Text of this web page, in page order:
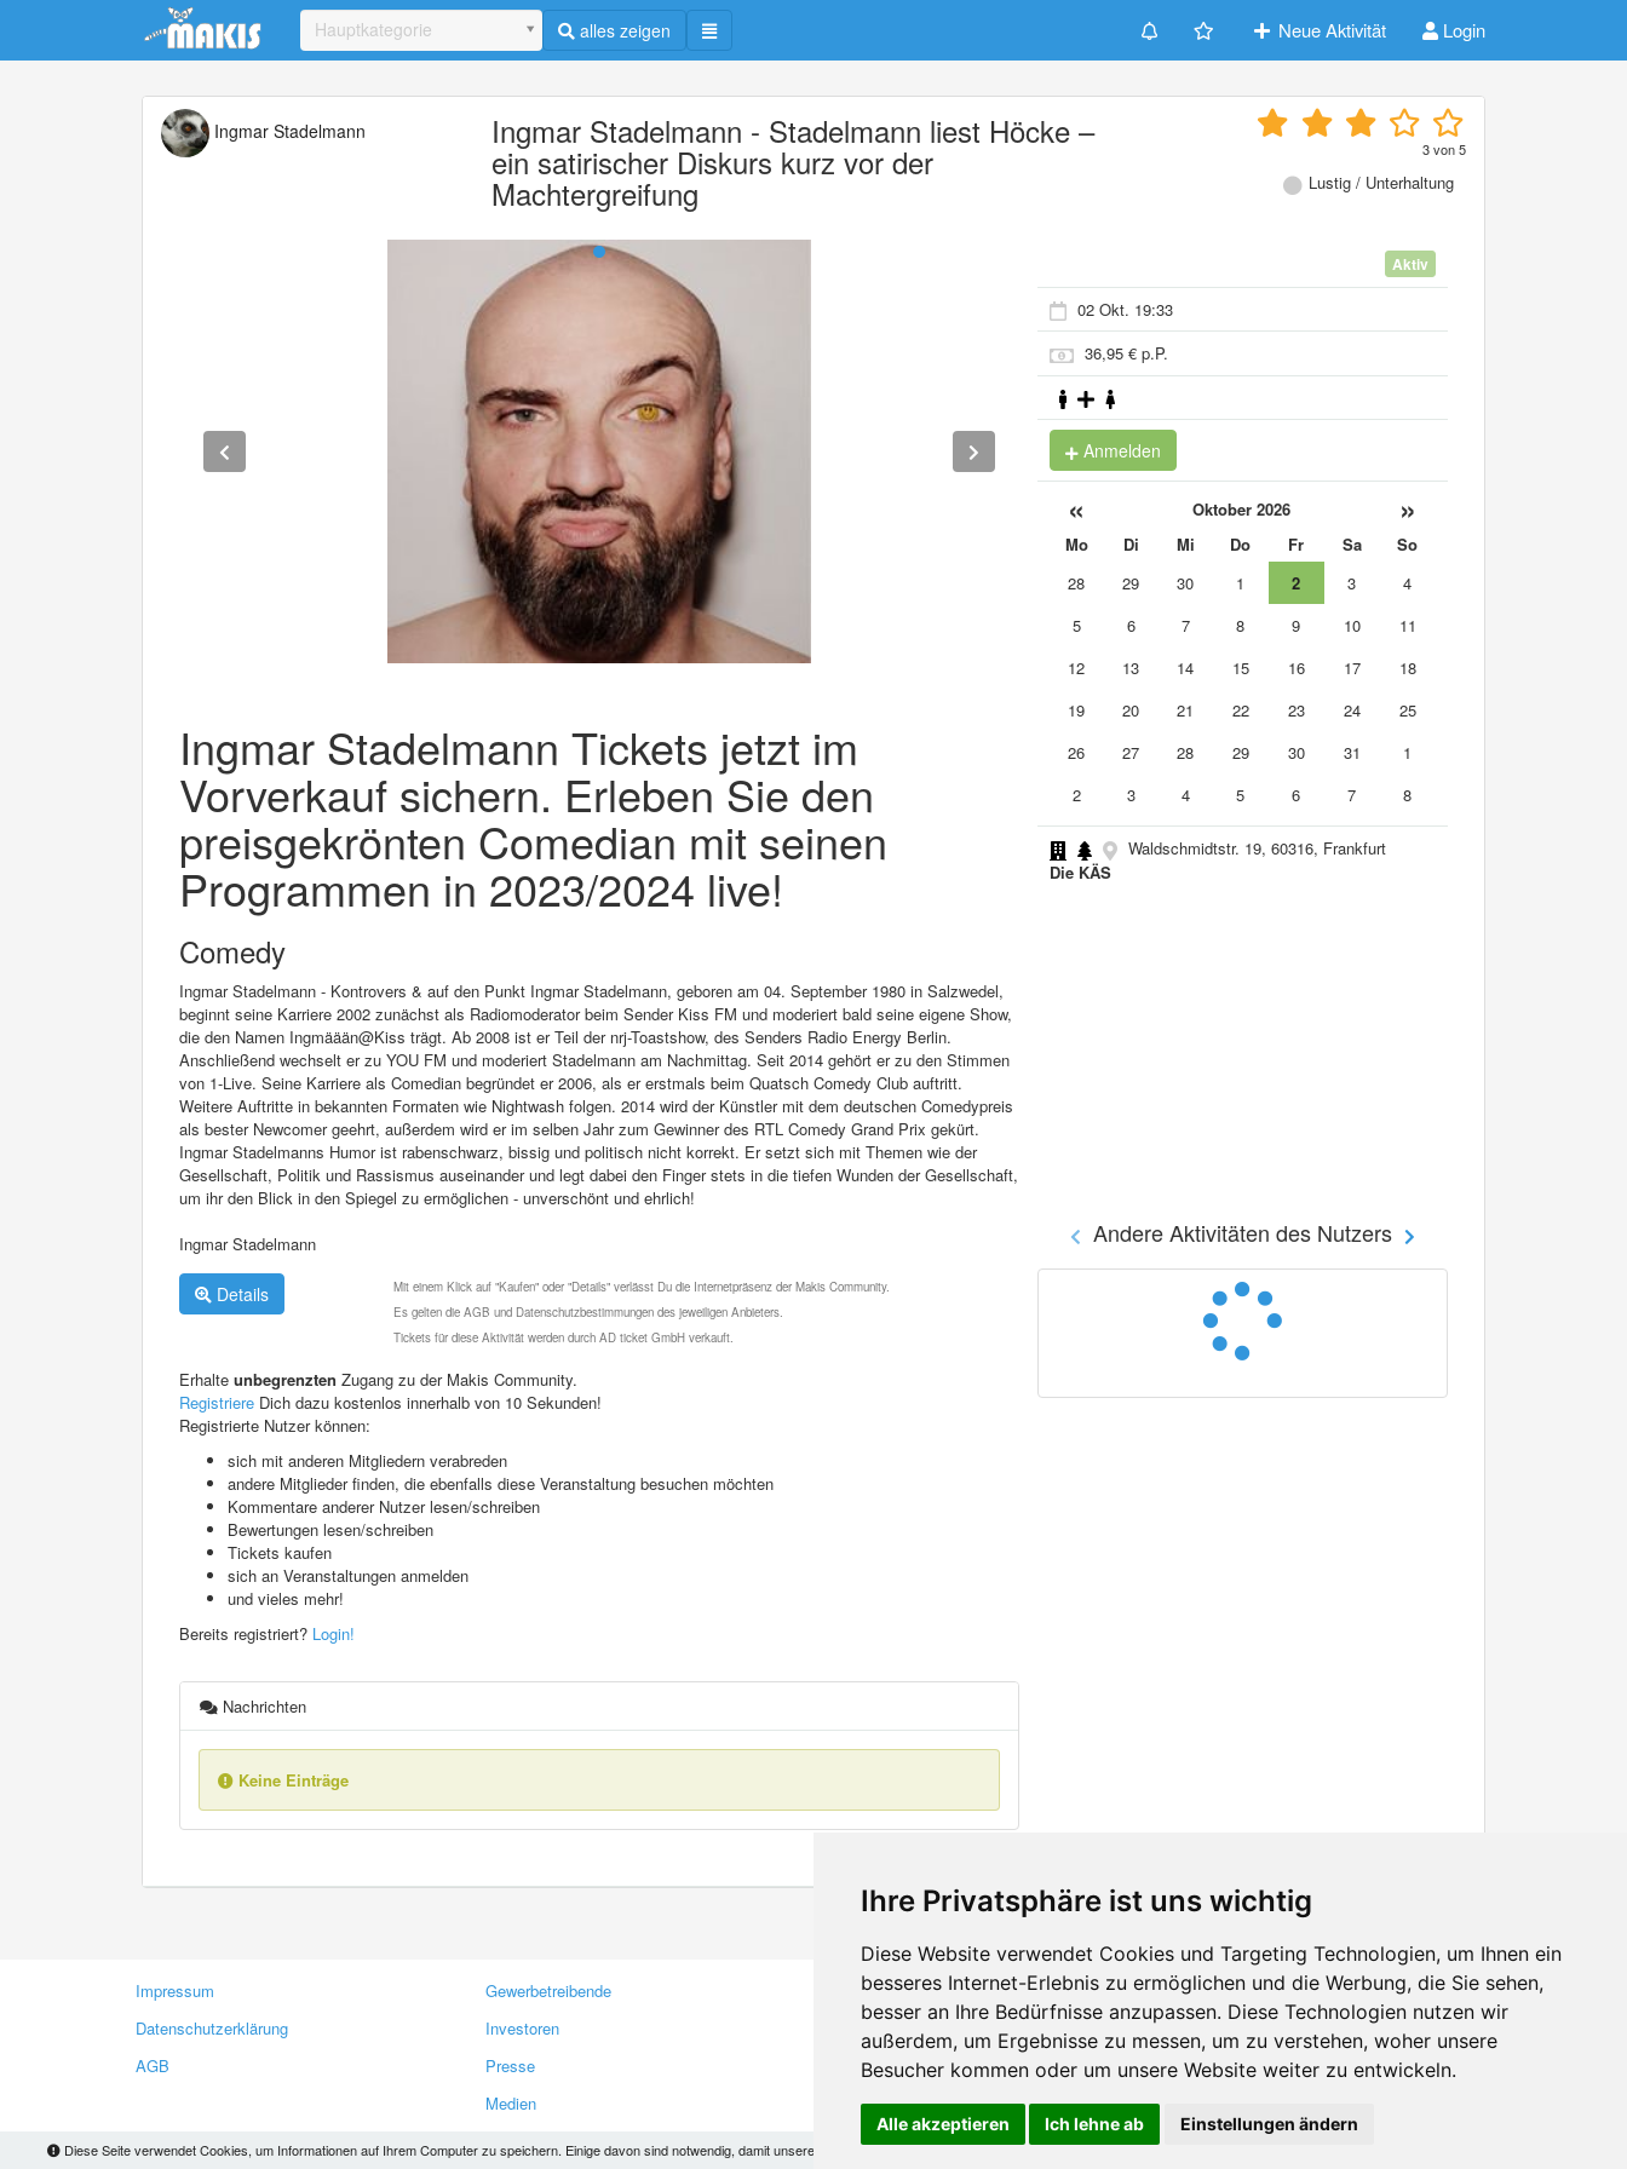
Ihre Privatsphäre ist uns wichtig
Diese Website verwendet Cookies und Targeting Technologien, um Ihnen ein
besseres Internet-Erlebnis zu ermöglichen und die Werbung, die Sie sehen,
besser an Ihre Bedürfnisse anzupassen. Diese Technologien nutzen wir
außerdem, um Ergebnisse zu messen, um zu verstehen, woher unsere
Besucher kommen oder um unsere Website weiter zu entwickeln.
Alle akzeptieren Ich lehne ab Einstellungen ändern
Update cookies preferences
Diese Seite verwendet Cookies, um Informationen auf Ihrem Computer zu speichern. Einige davon sind notwendig, damit unsere Seite funktioniert, andere helfen uns dabei, das Nutzererlebnis zu verbessern. Mit der Nutzung dieser Seite erklären Sie sich damit
Hauptkategorie alles zeigen Neue Aktivität Login
Ingmar Stadelmann Ingmar Stadelmann - Stadelmann liest Höcke –
ein satirischer Diskurs kurz vor der
Machtergreifung
3von5
Lustig / Unterhaltung
Ingmar Stadelmann Tickets jetzt im
Vorverkauf sichern. Erleben Sie den
preisgekrönten Comedian mit seinen
Programmen in 2023/2024 live!
Comedy
Ingmar Stadelmann - Kontrovers & auf den Punkt Ingmar Stadelmann, geboren am 04. September 1980 in Salzwedel,
beginnt seine Karriere 2002 zunächst als Radiomoderator beim Sender Kiss FM und moderiert bald seine eigene Show,
die den Namen Ingmäään@Kiss trägt. Ab 2008 ist er Teil der nrj-Toastshow, des Senders Radio Energy Berlin.
Anschließend wechselt er zu YOU FM und moderiert Stadelmann am Nachmittag. Seit 2014 gehört er zu den Stimmen
von 1-Live. Seine Karriere als Comedian begründet er 2006, als er erstmals beim Quatsch Comedy Club auftritt.
Weitere Auftritte in bekannten Formaten wie Nightwash folgen. 2014 wird der Künstler mit dem deutschen Comedypreis
als bester Newcomer geehrt, außerdem wird er im selben Jahr zum Gewinner des RTL Comedy Grand Prix gekürt.
Ingmar Stadelmanns Humor ist rabenschwarz, bissig und politisch nicht korrekt. Er setzt sich mit Themen wie der
Gesellschaft, Politik und Rassismus auseinander und legt dabei den Finger stets in die tiefen Wunden der Gesellschaft,
um ihr den Blick in den Spiegel zu ermöglichen - unverschönt und ehrlich!
Ingmar Stadelmann
Details
Mit einem Klick auf "Kaufen" oder "Details" verlässt Du die Internetpräsenz der Makis Community.
Es gelten die AGB und Datenschutzbestimmungen des jeweiligen Anbieters.
Tickets für diese Aktivität werden durch AD ticket GmbH verkauft.
Erhalte unbegrenzten Zugang zu der Makis Community.
Registriere Dich dazu kostenlos innerhalb von 10 Sekunden!
Registrierte Nutzer können:
sich mit anderen Mitgliedern verabreden
andere Mitglieder finden, die ebenfalls diese Veranstaltung besuchen möchten
Kommentare anderer Nutzer lesen/schreiben
Bewertungen lesen/schreiben
Tickets kaufen
sich an Veranstaltungen anmelden
und vieles mehr!
Bereits registriert? Login!
Nachrichten
Keine Einträge
Aktiv
02 Okt. 19:33
36,95 € p.P.
Anmelden
« Oktober 2026 »
Mo Di Mi Do Fr Sa
So
28
29 30 1 2 3
4
5
6 7 8 9 10
11
12
13 14 15 16 17
18
19
20 21 22 23 24
25
26
27 28 29 30 31
1
2
3 4 5 6 7 8
Waldschmidtstr. 19, 60316, Frankfurt
Die KÄS
Andere Aktivitäten des Nutzers
Impressum
Datenschutzerklärung
AGB
Gewerbetreibende
Investoren
Presse
Medien
Kontakt
Feedback
Fehler melden
Facebook
Twitter
YouTube